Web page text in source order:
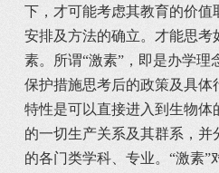
下，才可能考虑其教育的价值
安排及方法的确立。才能思考
素。所谓“激素”，即是办学理
保护措施思考后的政策及具体
特性是可以直接进入到生物体
的一切生产关系及其群系，并
的各门类学科、专业。“激素”